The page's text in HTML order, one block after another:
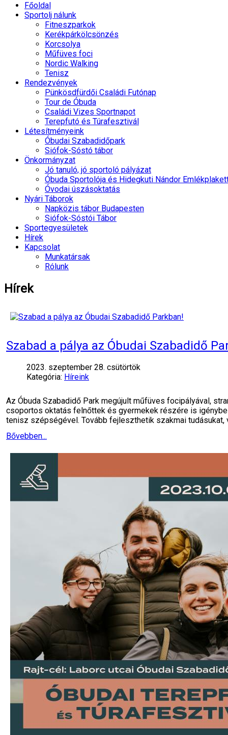
Főoldal
Sportolj nálunk
Fitneszparkok
Kerékpárkölcsönzés
Korcsolya
Műfüves foci
Nordic Walking
Tenisz
Rendezvények
Pünkösdfürdői Családi Futónap
Tour de Óbuda
Családi Vizes Sportnapot
Terepfutó és Túrafesztivál
Létesítményeink
Óbudai Szabadidőpark
Siófok-Sóstó tábor
Önkormányzat
Jó tanuló, jó sportoló pályázat
Óbuda Sportolója és Hidegkuti Nándor
Óvodai úszásoktatás
Nyári Táborok
Napközis tábor Budapesten
Siófok-Sóstói Tábor
Sportegyesületek
Hírek
Kapcsolat
Munkatársak
Rólunk
Hírek
Szabad a pálya az Óbudai Szabadidő
2023. szeptember 28. csütörtök
Kategória: Híreink
Az Óbuda Szabadidő Park megújult műfüves focipályával,
csoportos oktatás felnőttek és gyermekek részére is
tenisz szépségével. Tovább fejleszthetik szakmai tudásukat,
Bővebben...